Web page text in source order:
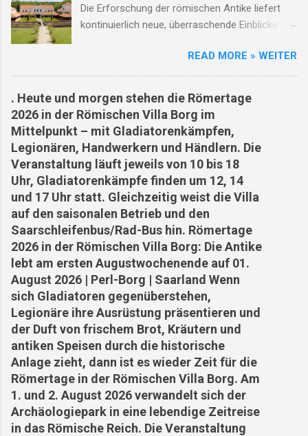
Orscholzriegel integriert. 1944/45 wurde das
Dorf fast vollständig zerstört... Ortsgeschichte
Original, der sich weigerte, das Dorf zu
verlassen. Schmetten Karl: Schmiedemeister in
vierter Generation – seine Werkstatt war Herz
und Ohr des Dorfes. Wiederaufbau und Zukunft
Nach Kriegsende began...
Die Erforschung der römischen Antike liefert
kontinuierlich neue, überraschende Einblicke in
Marschlager in Mitteldeutschland : Archäologen
ist ein historischer Durchbruch gelungen.
Erstmals wurden in Sachsen-Anhalt handfeste
Beweise für die aus Schriftquellen bekannten
römischen Vorstöße bis an die Elbe entdeckt.
Die hochstandardisierten, temporären
Marschlager konnten durch modernste
Prospektionsmethoden nachgewiesen werden.
Antike Austernzucht : In England haben
Forscher Überreste einer rund 2.000 Jahre alten
römischen Austernzucht freigelegt. Dies zeigt
einmal mehr, wie hochentwickelt die römische
Kulinarik und die Logistikketten zur Versorgung
der Provinzen waren. KI-Rekonstruktionen in
Pompeji : Mithilfe künstlicher Intelligenz und
neuer anthropologischer Analysen gelingt es
Wissenschaftlern, die letzten Momente der
Opfer des Vesuvausbruchs noch präziser zu
rekonstruieren und neue Details über ...
READ MORE » WEITER
. Heute und morgen stehen die Römertage
2026 in der Römischen Villa Borg im
Mittelpunkt – mit Gladiatorenkämpfen,
Legionären, Handwerkern und Händlern. Die
Veranstaltung läuft jeweils von 10 bis 18
Uhr, Gladiatorenkämpfe finden um 12, 14
und 17 Uhr statt. Gleichzeitig weist die Villa
auf den saisonalen Betrieb und den
Saarschleifenbus/Rad-Bus hin. Römertage
2026 in der Römischen Villa Borg: Die Antike
lebt am ersten Augustwochenende auf 01.
August 2026 | Perl-Borg | Saarland Wenn
sich Gladiatoren gegenüberstehen,
Legionäre ihre Ausrüstung präsentieren und
der Duft von frischem Brot, Kräutern und
antiken Speisen durch die historische
Anlage zieht, dann ist es wieder Zeit für die
Römertage in der Römischen Villa Borg. Am
1. und 2. August 2026 verwandelt sich der
Archäologiepark in eine lebendige Zeitreise
in das Römische Reich. Die Veranstaltung